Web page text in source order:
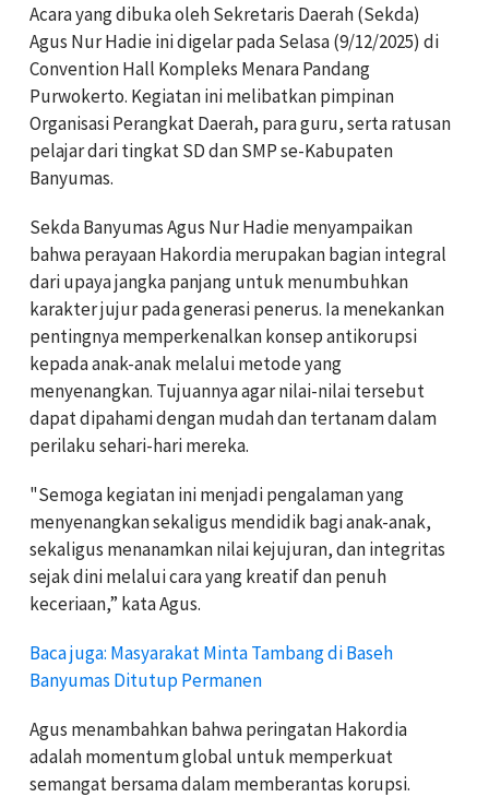
Acara yang dibuka oleh Sekretaris Daerah (Sekda)
Agus Nur Hadie ini digelar pada Selasa (9/12/2025) di
Convention Hall Kompleks Menara Pandang
Purwokerto. Kegiatan ini melibatkan pimpinan
Organisasi Perangkat Daerah, para guru, serta ratusan
pelajar dari tingkat SD dan SMP se-Kabupaten
Banyumas.
Sekda Banyumas Agus Nur Hadie menyampaikan
bahwa perayaan Hakordia merupakan bagian integral
dari upaya jangka panjang untuk menumbuhkan
karakter jujur pada generasi penerus. Ia menekankan
pentingnya memperkenalkan konsep antikorupsi
kepada anak-anak melalui metode yang
menyenangkan. Tujuannya agar nilai-nilai tersebut
dapat dipahami dengan mudah dan tertanam dalam
perilaku sehari-hari mereka.
"Semoga kegiatan ini menjadi pengalaman yang
menyenangkan sekaligus mendidik bagi anak-anak,
sekaligus menanamkan nilai kejujuran, dan integritas
sejak dini melalui cara yang kreatif dan penuh
keceriaan,” kata Agus.
Baca juga: Masyarakat Minta Tambang di Baseh
Banyumas Ditutup Permanen
Agus menambahkan bahwa peringatan Hakordia
adalah momentum global untuk memperkuat
semangat bersama dalam memberantas korupsi.